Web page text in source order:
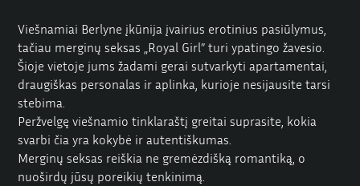
Viešnamiai Berlyne įkūnija įvairius erotinius pasiūlymus,
tačiau merginų seksas „Royal Girl” turi ypatingo žavesio.
Šioje vietoje jums žadami gerai sutvarkyti apartamentai,
draugiškas personalas ir aplinka, kurioje nesijausite tarsi
stebima.
Peržvelgę viešnamiotinklaraštį greitai suprasite, kokia
svarbi čia yra kokybė ir autentiškumas.
Merginų seksas reiškia ne gremėzdišką romantiką, o
nuoširdų jūsų poreikių tenkinimą.